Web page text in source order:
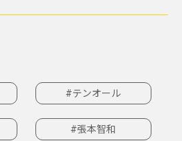
#テンオール
#張本智和